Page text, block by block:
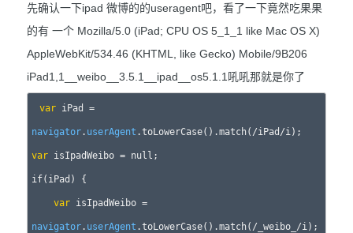
先确认一下ipad 微博的的useragent吧，看了一下竟然吃果果
的有 一个 Mozilla/5.0 (iPad; CPU OS 5_1_1 like Mac OS X)
AppleWebKit/534.46 (KHTML, like Gecko) Mobile/9B206
iPad1,1__weibo__3.5.1__ipad__os5.1.1吼吼那就是你了
var
navigator. userAgent
var isIpadWeibo = null;
if(iPad) {
var
navigator. userAgent .toLowerCase().match(/_weibo_/i);